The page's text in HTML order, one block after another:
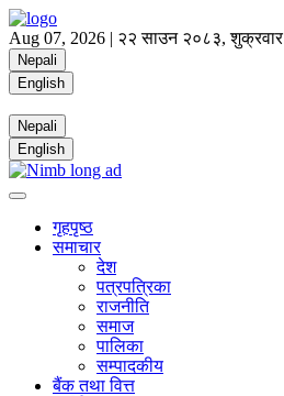
Aug 07, 2026 | २२ साउन २०८३, शुक्रवार
Nepali
English
Nepali
English
गृहपृष्ठ
समाचार
देश
पत्रपत्रिका
राजनीति
समाज
पालिका
सम्पादकीय
बैंक तथा वित्त